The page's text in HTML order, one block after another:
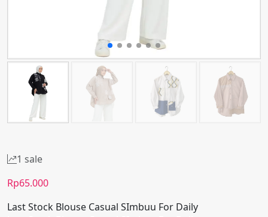
1 sale
Rp65.000
Last Stock Blouse Casual SImbuu For Daily